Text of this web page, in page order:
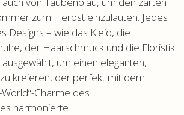
zum Herbst einzuläuten. Jedes
Designs – wie das Kleid, die
der Haarschmuck und die Floristik
um einen eleganten,
kreieren, der perfekt mit dem
Charme des
harmonierte.